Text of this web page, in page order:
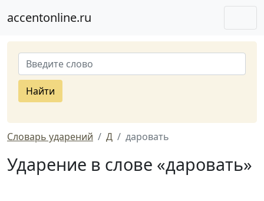
accentonline.ru
Найти
Словарь ударений Д даровать
Ударение в слове «даровать»